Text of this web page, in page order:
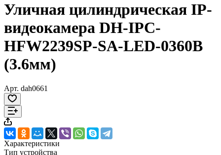
Уличная цилиндрическая IP-
видеокамера DH-IPC-
HFW2239SP-SA-LED-0360B
(3.6мм)
Арт. dah0661
Характеристики
Тип устройства